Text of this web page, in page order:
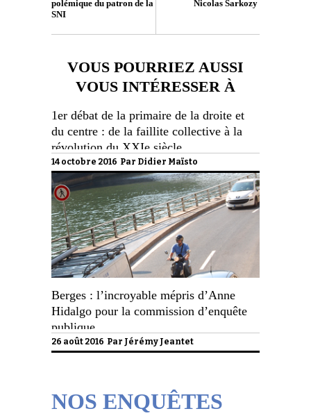
polémique du patron de la
SNI
Nicolas Sarkozy
VOUS POURRIEZ AUSSI
VOUS INTÉRESSER À
1er débat de la primaire de la droite et
du centre : de la faillite collective à la
révolution du XXIe siècle
14 octobre 2016 Par Didier Maïsto
Berges : l’incroyable mépris d’Anne
Hidalgo pour la commission d’enquête
publique
26 août 2016 Par Jérémy Jeantet
NOS ENQUÊTES